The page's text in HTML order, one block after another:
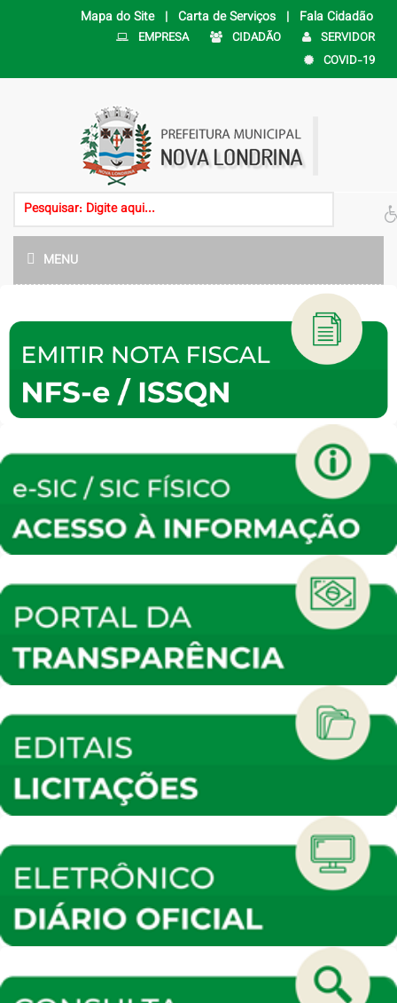
Mapa do Site | Carta de Serviços | Fala Cidadão
EMPRESA CIDADÃO
SERVIDOR
COVID-19
MENU